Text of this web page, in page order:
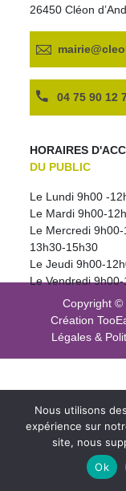
26450 Cléon
04 75 90 12
HORAIRES
DU PUBLIC
Le Lundi 9h00 -
Le Mardi 9h00-
Le Mercredi
13h30-15h30
Le Jeudi 9h00-
Le Vendredi
Copyright ©
Création
Légales &
Nous utilisons
expérience sur
site, nous
Ok